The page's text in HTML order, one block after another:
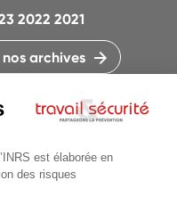
?
2022 2021
archives